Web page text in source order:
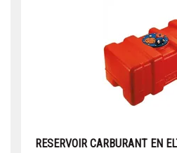
RESERVOIR CARBURANT EN